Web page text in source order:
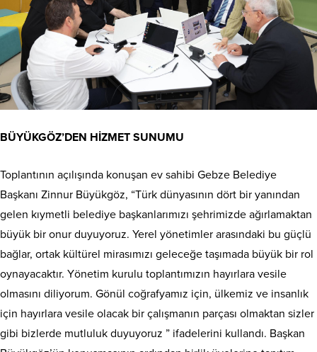
BÜYÜKGÖZ’DEN HİZMET SUNUMU
Toplantının açılışında konuşan ev sahibi Gebze Belediye
Başkanı Zinnur Büyükgöz, “Türk dünyasının dört bir yanından
gelen kıymetli belediye başkanlarımızı şehrimizde ağırlamaktan
büyük bir onur duyuyoruz. Yerel yönetimler arasındaki bu güçlü
bağlar, ortak kültürel mirasımızı geleceğe taşımada büyük bir rol
oynayacaktır. Yönetim kurulu toplantımızın hayırlara vesile
olmasını diliyorum. Gönül coğrafyamız için, ülkemiz ve insanlık
için hayırlara vesile olacak bir çalışmanın parçası olmaktan sizler
gibi bizlerde mutluluk duyuyoruz ” ifadelerini kullandı. Başkan